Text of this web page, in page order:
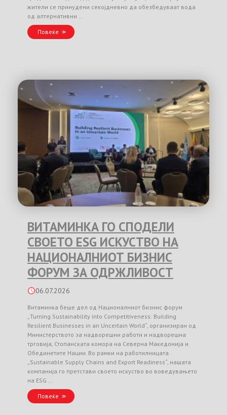
жители се принудени секојдневно да обезбедуваат вода
од алтернативни …
Повеќе
ВИТАМИНКА ГО СПОДЕЛИ
СВОЕТО ESG ИСКУСТВО НА
НАЦИОНАЛНИОТ БИЗНИС
ФОРУМ ЗА ОДРЖЛИВОСТ
06.07.2026
Витаминка беше дел од Националниот бизнис форум
„Turning Sustainability into Competitiveness: Building
Resilient Businesses in an Uncertain World“, организиран од
Министерството за надворешни работи и надворешна
трговија, Стопанската комора на Северна Македонија и
Обединетите Нации. Во рамки на работилницата
„Sustainable Supply Chains and Export Readiness“, нашата
компанија го претстави своето искуство во воведувањето
на ESG …
Повеќе